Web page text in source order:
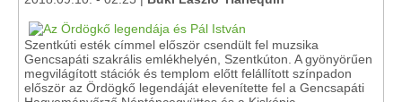
Szentkúti esték címmel először csendült fel muzsika
Gencsapáti szakrális emlékhelyén, Szentkúton. A gyönyörűen
megvilágított stációk és templom előtt felállított színpadon
először az Ördögkő legendáját elevenítette fel a Gencsapáti